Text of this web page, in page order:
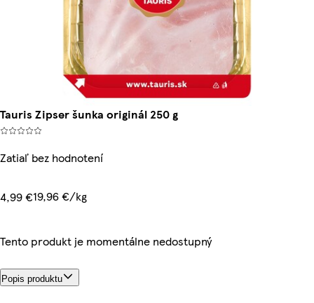
Tauris Zipser šunka originál 250 g
Zatiaľ bez hodnotení
4,99 €19,96 €/kg
Tento produkt je momentálne nedostupný
Popis produktu